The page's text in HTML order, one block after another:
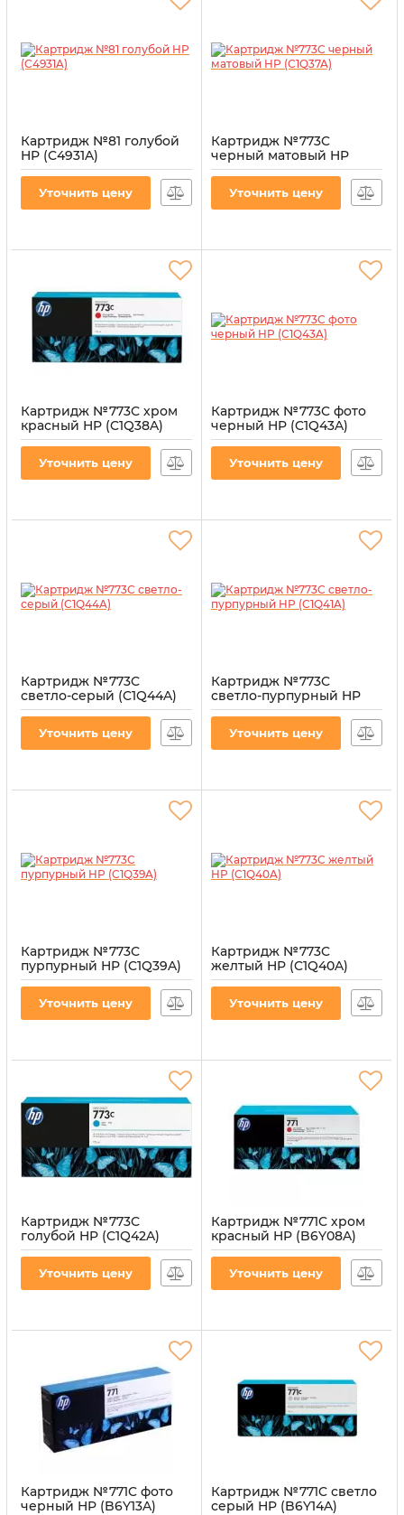
Картридж №81 голубой
HP (C4931A)
Артикул:CI-HP-C4931A-CY
Уточнить цену
Картридж №773C
черный матовый HP
(C1Q37A)
Артикул:
Уточнить цену
Картридж №773C хром
красный HP (C1Q38A)
Артикул:CI-HP-C1Q38A
Уточнить цену
Картридж №773C фото
черный HP (C1Q43A)
Артикул:CI-HP-C1Q43A
Уточнить цену
Картридж №773C
светло-серый (C1Q44A)
Артикул:CI-HP-C1Q44A
Уточнить цену
Картридж №773C
светло-пурпурный HP
(C1Q41A)
Артикул:
Уточнить цену
Картридж №773C
пурпурный HP (C1Q39A)
Артикул:CI-HP-C1Q39A
Уточнить цену
Картридж №773C
желтый HP (C1Q40A)
Артикул:CI-HP-C1Q40A
Уточнить цену
Картридж №773C
голубой HP (C1Q42A)
Артикул:CI-HP-C1Q42A
Уточнить цену
Картридж №771C хром
красный HP (B6Y08A)
Артикул:CI-HP-B6Y08A-CR
Уточнить цену
Картридж №771C фото
черный HP (B6Y13A)
Картридж №771C светло
серый HP (B6Y14A)